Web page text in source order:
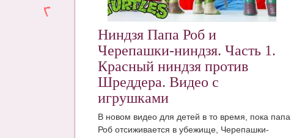
Ниндзя Папа Роб и
Черепашки-ниндзя. Часть 1.
Красный ниндзя против
Шреддера. Видео с
игрушками
В новом видео для детей в то время, пока папа
Роб отсиживается в убежище, Черепашки-